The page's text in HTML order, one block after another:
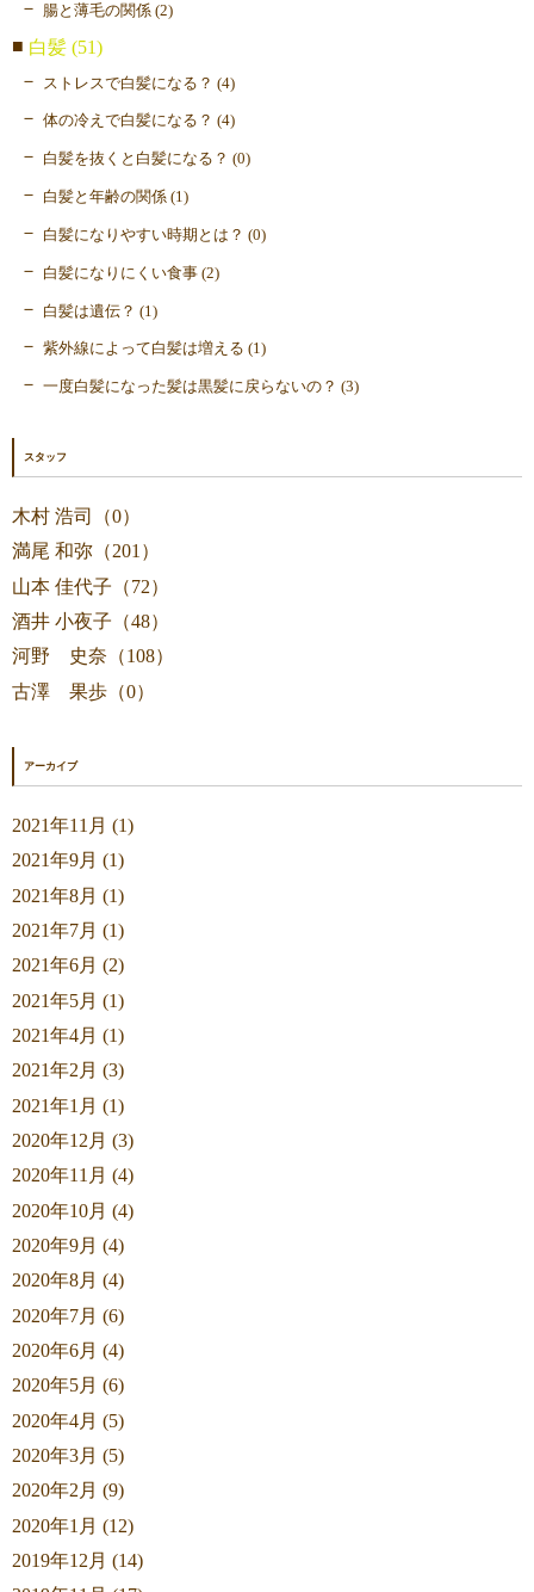
腸と薄毛の関係 (2)
白髪 (51)
ストレスで白髪になる？ (4)
体の冷えで白髪になる？ (4)
白髪を抜くと白髪になる？ (0)
白髪と年齢の関係 (1)
白髪になりやすい時期とは？ (0)
白髪になりにくい食事 (2)
白髪は遺伝？ (1)
紫外線によって白髪は増える (1)
一度白髪になった髪は黒髪に戻らないの？ (3)
スタッフ
木村 浩司（0）
満尾 和弥（201）
山本 佳代子（72）
酒井 小夜子（48）
河野 史奈（108）
古澤 果歩（0）
アーカイブ
2021年11月 (1)
2021年9月 (1)
2021年8月 (1)
2021年7月 (1)
2021年6月 (2)
2021年5月 (1)
2021年4月 (1)
2021年2月 (3)
2021年1月 (1)
2020年12月 (3)
2020年11月 (4)
2020年10月 (4)
2020年9月 (4)
2020年8月 (4)
2020年7月 (6)
2020年6月 (4)
2020年5月 (6)
2020年4月 (5)
2020年3月 (5)
2020年2月 (9)
2020年1月 (12)
2019年12月 (14)